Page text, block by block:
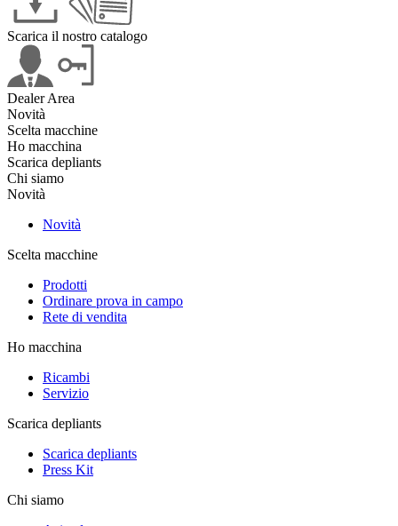
Scarica il nostro catalogo
Dealer Area
Novità
Scelta macchine
Ho macchina
Scarica depliants
Chi siamo
Novità
Novità
Scelta macchine
Prodotti
Ordinare prova in campo
Rete di vendita
Ho macchina
Ricambi
Servizio
Scarica depliants
Scarica depliants
Press Kit
Chi siamo